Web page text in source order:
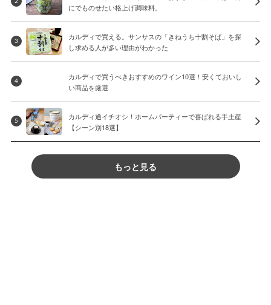
にでものせたい格上げ調味料。
3
カルディで買える。サンサスの「きねうち十割そば」を探
し求める人が多い理由がわかった
4
カルディで買うべきおすすめのワイン10選！安くておいし
い商品を厳選
5
カルディ通イチオシ！ホームパーティーで喜ばれる手土産
【シーン別18選】
もっと見る